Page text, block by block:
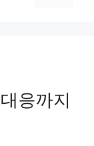
응까지